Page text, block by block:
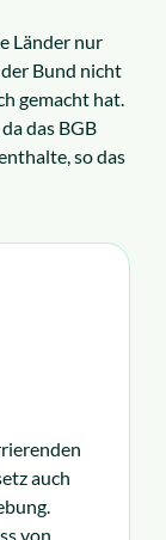
Länder nur
Bund nicht
gemacht hat.
das BGB
so das
auch
von